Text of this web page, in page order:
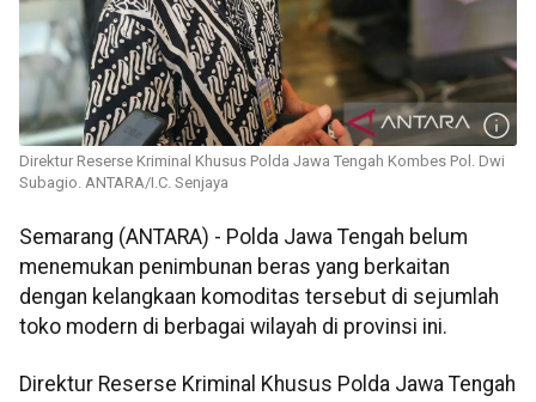
Direktur Reserse Kriminal Khusus Polda Jawa Tengah Kombes Pol. Dwi
Subagio. ANTARA/I.C. Senjaya
Semarang (ANTARA) - Polda Jawa Tengah belum
menemukan penimbunan beras yang berkaitan
dengan kelangkaan komoditas tersebut di sejumlah
toko modern di berbagai wilayah di provinsi ini.
Direktur Reserse Kriminal Khusus Polda Jawa Tengah